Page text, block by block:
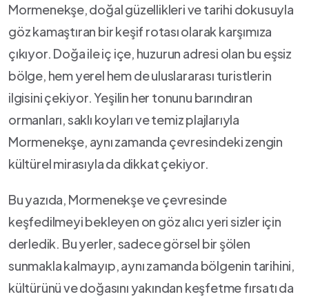
Mormenekşe, ⁣doğal​ güzellikleri ve tarihi dokusuyla
göz kamaştıran bir keşif rotası⁤ olarak karşımıza
çıkıyor. Doğa ile iç içe, ⁤huzurun ​adresi olan bu eşsiz
bölge, hem yerel‍ hem de uluslararası turistlerin ​
ilgisini çekiyor. Yeşilin her tonunu barındıran
ormanları, saklı koyları ve temiz plajlarıyla
Mormenekşe, aynı⁤ zamanda çevresindeki zengin
kültürel mirasıyla da dikkat çekiyor.
Bu yazıda, Mormenekşe ve çevresinde
keşfedilmeyi bekleyen on göz alıcı yeri sizler için
⁣derledik. Bu yerler, sadece görsel bir ⁢şölen
sunmakla ​kalmayıp, aynı ‌zamanda bölgenin tarihini,
kültürünü ve doğasını yakından keşfetme fırsatı ‍da